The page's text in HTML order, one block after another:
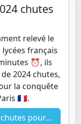
chutes
relevé le
français
⏰, ils
2024 chutes,
la conquête
🇫🇷.
pour la SLFM